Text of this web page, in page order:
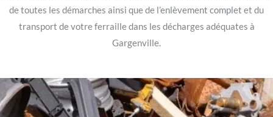
de toutes les démarches ainsi que de l’enlèvement complet et du
transport de votre ferraille dans les décharges adéquates à
Gargenville.